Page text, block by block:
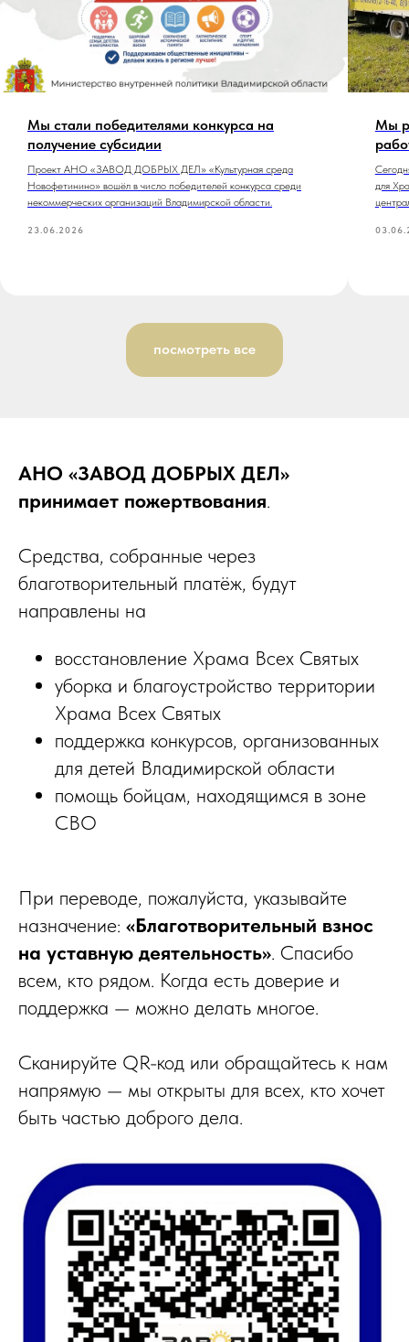
Мы стали победителями конкурса на
получение субсидии
Проект АНО «ЗАВОД ДОБРЫХ ДЕЛ» «Культурная среда
Новофетинино» вошёл в число победителей конкурса среди
некоммерческих организаций Владимирской области.
23.06.2026
Мы
для
посмотреть все
АНО «ЗАВОД ДОБРЫХ ДЕЛ»
принимает пожертвования.
Средства, собранные через
благотворительный платёж, будут
направлены на
восстановление Храма Всех Святых
уборка и благоустройство территории
Храма Всех Святых
поддержка конкурсов, организованных
для детей Владимирской области
помощь бойцам, находящимся в зоне
СВО
При переводе, пожалуйста, указывайте
назначение: «Благотворительный взнос
на уставную деятельность». Спасибо
всем, кто рядом. Когда есть доверие и
поддержка — можно делать многое.
Сканируйте QR-код или обращайтесь к нам
напрямую — мы открыты для всех, кто хочет
быть частью доброго дела.